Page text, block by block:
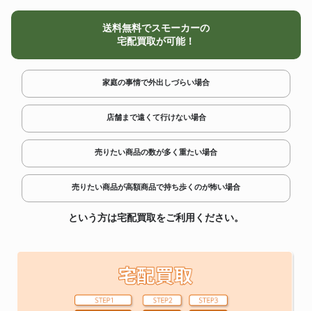
送料無料でスモーカーの
宅配買取が可能！
家庭の事情で外出しづらい場合
店舗まで遠くて行けない場合
売りたい商品の数が多く重たい場合
売りたい商品が高額商品で持ち歩くのが怖い場合
という方は宅配買取をご利用ください。